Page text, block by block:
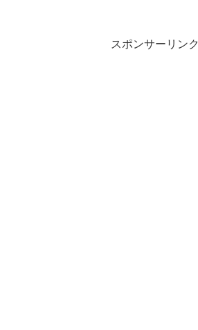
スポンサーリンク